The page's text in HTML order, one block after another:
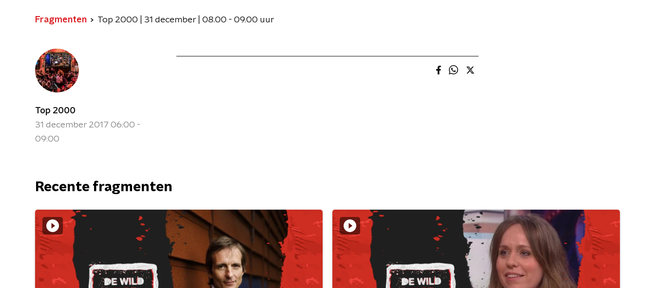
Fragmenten Top 2000 | 31 december | 08.00 - 09.00 uur
Top 2000
31 december 2017 06:00 -
09:00
Recente fragmenten